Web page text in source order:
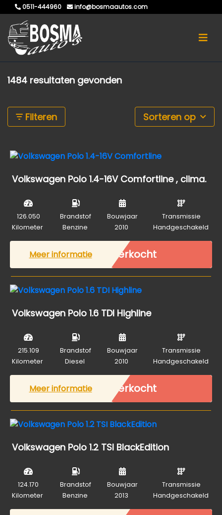
0511-444960 info@bosmaautos.com
1484 resultaten gevonden
Filteren Sorteren op
Volkswagen Polo 1.4-16V Comfortline , clima.
126.050
Kilometer
Brandstof
Benzine
Bouwjaar
2010
Transmissie
Handgeschakeld
Meer informatie Verkocht
Volkswagen Polo 1.6 TDI Highline
215.109
Kilometer
Brandstof
Diesel
Bouwjaar
2010
Transmissie
Handgeschakeld
Meer informatie Verkocht
Volkswagen Polo 1.2 TSI BlackEdition
124.170
Kilometer
Brandstof
Benzine
Bouwjaar
2013
Transmissie
Handgeschakeld